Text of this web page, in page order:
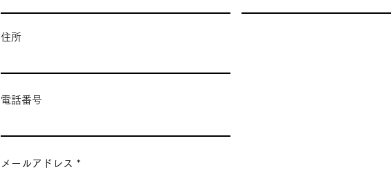
住所
電話番号
メールアドレス